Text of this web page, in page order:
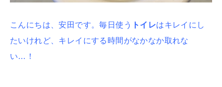
こんにちは、安田です。毎日使う トイレはキレイにし
たいけれど、キレイにする時間がなかなか取れな
い…！